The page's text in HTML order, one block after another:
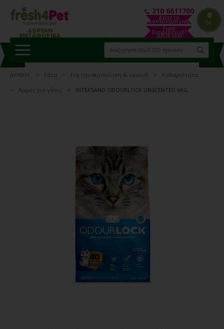
0
0€
ΔΩΡΕΑΝ
ΜΕΤΑΦΟΡΙΚΑ
Δείτε το
κατάστημα μας
Γιατί
διαφέρουμε?
Δείτε εδώ
210 6611700
ΑΡΧΙΚΗ Γάτα Για την περιποίηση & υγιεινή
Καθαριότητα
Άμμος για γάτες
INTERSAND ODOURLOCK UNSCENTED 6KG